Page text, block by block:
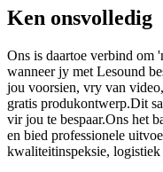
Ken onsvolledig
Ons is daartoe verbind om
wanneer jy met Lesound
jou voorsien, vry van
gratis produkontwerp.Dit
vir jou te bespaar.Ons het
en bied professionele
kwaliteitinspeksie,